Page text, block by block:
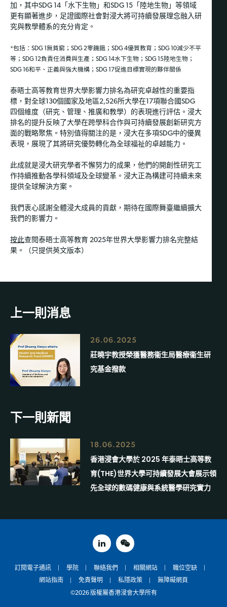
加，其中SDG 14「水下生物」和SDG 15「陸地生物」等領域
更有顯著進步，足證國際社會對浸大將可持續發展理念融入研
究與教學體系的充分肯定。
*包括：SDG 1無貧窮；SDG 2零饑餓；SDG 4優質教育；SDG 10減少不平
等；SDG 12負責任消費與生產；SDG 14水下生物；SDG 15陸地生物；
SDG 16和平、正義與強大機構；SDG 17促進目標實現的夥伴關係
泰晤士高等教育世界大學影響力排名為研究卓越性的重要指
標，對全球130個國家及地區2,526所大學在17項聯合國SDG
四個維度（研究、管理、推廣和教學）的表現進行評估。浸大
排名的提升反映了大學在跨學科合作與可持續發展創新研究方
面的戰略聚焦。特別值得關注的是，浸大在多項SDG中的優異
表現，展現了其將研究優勢轉化為全球福祉的卓越能力。
此成就是浸大研究學者不懈努力的成果，他們的開創性研究工
作持續推動各學科領域及全球變革。浸大正為構建可持續未來
提供全球解決方案。
我們衷心感謝全體浸大成員的貢獻，期待在國際舞臺繼續擴大
我們的影響力。
按此查閱泰晤士高等教育 2025年世界大學影響力排名完整結
果。（只提供英文版本）
上一則消息
26.06.2025
莊曉宇教授榮獲醫務衞生局醫療衞生研
究基金撥款
下一則新聞
18.06.2025
香港浸會大學於 2025 年泰晤士高等教
育(THE)世界大學可持續發展大會展示領
先全球的數碼健康與系統醫學研究實力
訂閱電子通訊 學院 聯絡我們 相關網站
職位空缺
網站指南
免責聲明 私隱政策 無障礙網頁
©2026 版權屬香港浸會大學所有
linked inweixin